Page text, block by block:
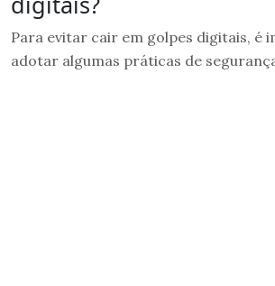
Para evitar cair em golpes digitais, é
adotar algumas práticas de